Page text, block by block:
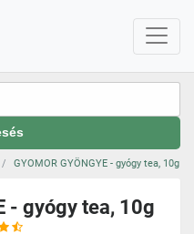
GYOMOR GYÖNGYE - gyógy tea, 10g
- gyógy tea, 10g